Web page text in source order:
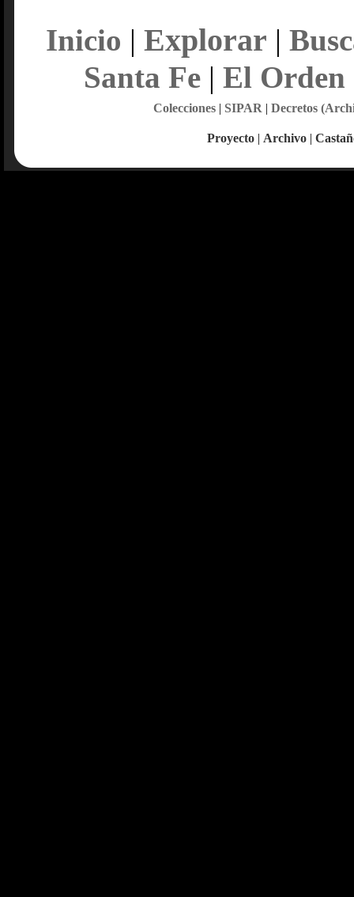
Inicio | Explorar |
Santa Fe| El Orden
Colecciones| SIPAR | Decretos
Proyecto | Archivo |